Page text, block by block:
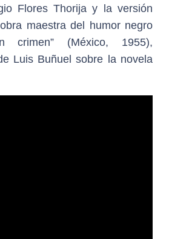
Flores Thorija y la versión
maestra del humor negro
crimen” (México, 1955),
Luis Buñuel sobre la novela